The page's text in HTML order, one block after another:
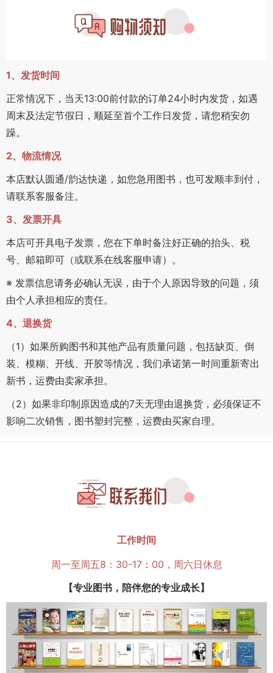
1、发货时间
正常情况下，当天13:00前付款的订单24小时内发货，如遇
周末及法定节假日，顺延至首个工作日发货，请您稍安勿
躁。
2、物流情况
本店默认圆通/韵达快递，如您急用图书，也可发顺丰到付，
请联系客服备注。
3、发票开具
本店可开具电子发票，您在下单时备注好正确的抬头、税
号、邮箱即可（或联系在线客服申请）。
※ 发票信息请务必确认无误，由于个人原因导致的问题，须
由个人承担相应的责任。
4、退换货
（1）如果所购图书和其他产品有质量问题，包括缺页、倒
装、模糊、开线、开胶等情况，我们承诺第一时间重新寄出
新书，运费由卖家承担。
（2）如果非印制原因造成的7天无理由退换货，必须保证不
影响二次销售，图书塑封完整，运费由买家自理。
工作时间
周一至周五8：30-17： 00，周六日休息
【专业图书，陪伴您的专业成长】